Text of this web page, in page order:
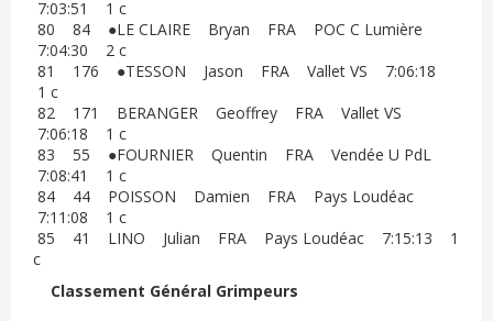
7:03:51 1 c
80 84 ●LE CLAIRE Bryan FRA POC C Lumière
7:04:30 2 c
81 176 ●TESSON Jason FRA Vallet VS 7:06:18
1 c
82 171 BERANGER Geoffrey FRA Vallet VS
7:06:18 1 c
83 55 ●FOURNIER Quentin FRA Vendée U PdL
7:08:41 1 c
84 44 POISSON Damien FRA Pays Loudéac
7:11:08 1 c
85 41 LINO Julian FRA Pays Loudéac 7:15:13 1
c
Classement Général Grimpeurs